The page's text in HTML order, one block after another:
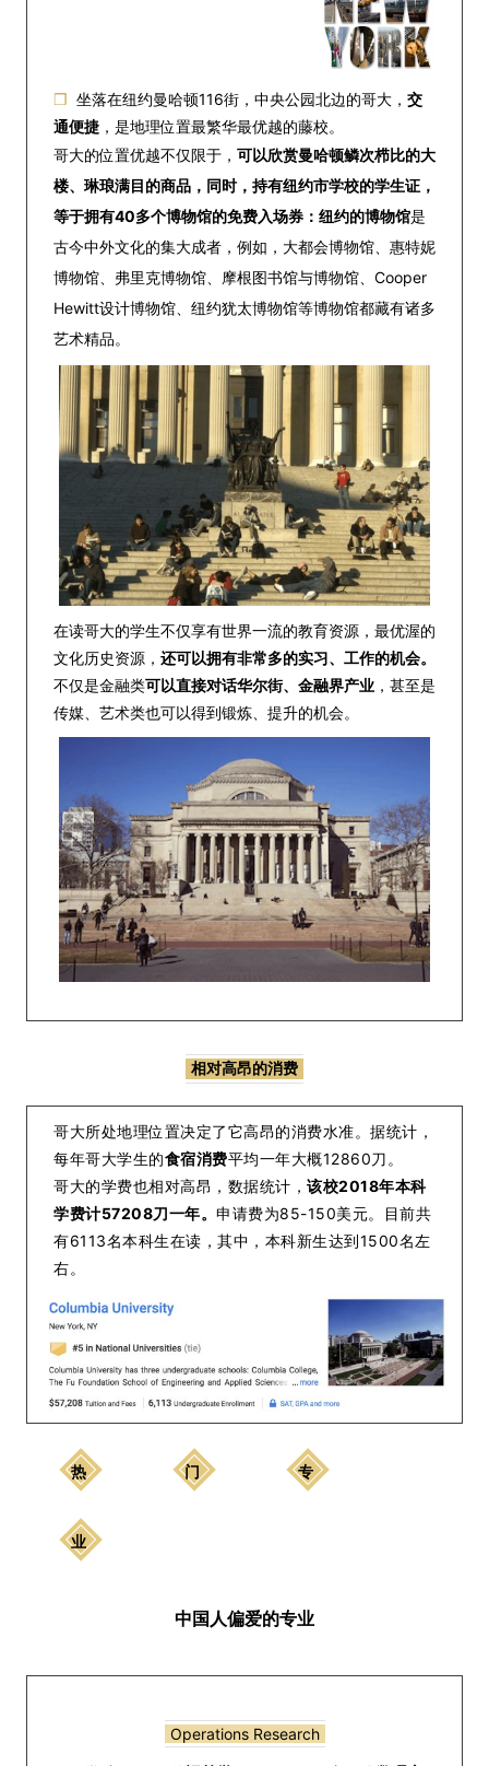
❒ 坐落在纽约曼哈顿116街，中央公园北边的哥大， 交
通便捷 ，是地理位置最繁华最优越的藤校。
哥大的位置优越不仅限于， 可以欣赏曼哈顿鳞次栉比的大
楼、琳琅满目的商品，同时，持有纽约市学校的学生证，
等于拥有40多个博物馆的免费入场券：纽约的博物馆是
古今中外文化的集大成者，例如，大都会博物馆、惠特妮
博物馆、弗里克博物馆、摩根图书馆与博物馆、Cooper
Hewitt设计博物馆、纽约犹太博物馆等博物馆都藏有诸多
艺术精品。
在读哥大的学生不仅享有世界一流的教育资源，最优渥的
文化历史资源， 还可以拥有非常多的实习、工作的机会。
不仅是金融类可以直接对话华尔街、金融界产业 ，甚至是
传媒、艺术类也可以得到锻炼、提升的机会。
相对高昂的消费
哥大所处地理位置决定了它高昂的消费水准。据统计，
每年哥大学生的食宿消费平均一年大概12860刀。
哥大的学费也相对高昂，数据统计， 该校2018年本科
学费计57208刀一年。 申请费为85-150美元。目前共
有6113名本科生在读，其中，本科新生达到1500名左
右。
热 门 专
业
中国人偏爱的专业
Operations Research